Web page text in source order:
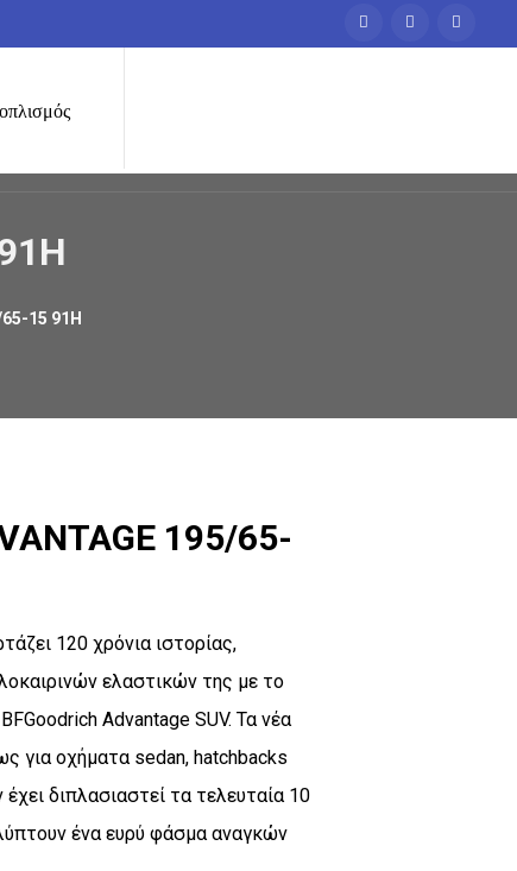
15 91H
195/65-
120 χρόνια ιστορίας,
ελαστικών της με το
Advantage SUV. Τα νέα
για οχήματα sedan, hatchbacks
διπλασιαστεί τα τελευταία 10
ένα ευρύ φάσμα αναγκών